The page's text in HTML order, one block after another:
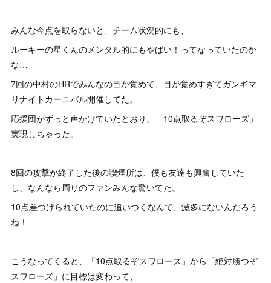
みんな今点を取らないと、チーム状況的にも、
ルーキーの星くんのメンタル的にもやばい！ってなっていたのか
な…
7回の中村のHRでみんなの目が覚めて、目が覚めすぎてガンギマ
リナイトカーニバル開催してた。
応援団がずっと声かけていたとおり、「10点取るぞスワローズ」
実現しちゃった。
8回の攻撃が終了した後の喫煙所は、僕も友達も興奮していた
し、なんなら周りのファンみんな驚いてた。
10点差つけられていたのに追いつくなんて、滅多にないんだろう
ね！
こうなってくると、「10点取るぞスワローズ」から「絶対勝つぞ
スワローズ」に目標は変わって、